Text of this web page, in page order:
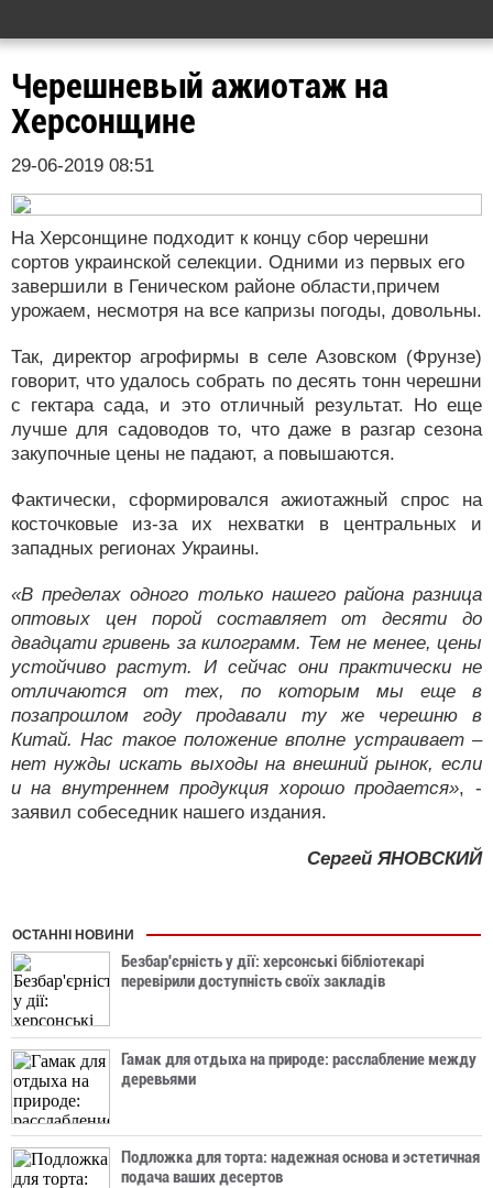
Черешневый ажиотаж на
Херсонщине
29-06-2019 08:51
На Херсонщине подходит к концу сбор черешни
сортов украинской селекции. Одними из первых его
завершили в Геническом районе области,причем
урожаем, несмотря на все капризы погоды, довольны.
Так, директор агрофирмы в селе Азовском (Фрунзе)
говорит, что удалось собрать по десять тонн черешни
с гектара сада, и это отличный результат. Но еще
лучше для садоводов то, что даже в разгар сезона
закупочные цены не падают, а повышаются.
Фактически, сформировался ажиотажный спрос на
косточковые из-за их нехватки в центральных и
западных регионах Украины.
«В пределах одного только нашего района разница
оптовых цен порой составляет от десяти до
двадцати гривень за килограмм. Тем не менее, цены
устойчиво растут. И сейчас они практически не
отличаются от тех, по которым мы еще в
позапрошлом году продавали ту же черешню в
Китай. Нас такое положение вполне устраивает –
нет нужды искать выходы на внешний рынок, если
и на внутреннем продукция хорошо продается», -
заявил собеседник нашего издания.
Сергей ЯНОВСКИЙ
ОСТАННІ НОВИНИ
Безбар'єрність у дії: херсонські бібліотекарі
перевірили доступність своїх закладів
Гамак для отдыха на природе: расслабление между
деревьями
Подложка для торта: надежная основа и эстетичная
подача ваших десертов